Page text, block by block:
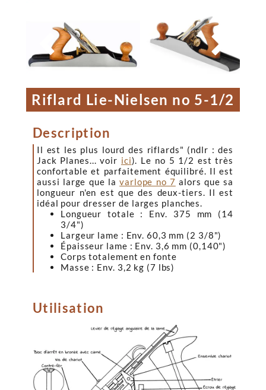
 
Riflard Lie-Nielsen no 5-1/2
Description
Il est les plus lourd des riflards" (ndlr : des
Jack Planes... voir ici). Le no 5 1/2 est très
confortable et parfaitement équilibré. Il est
aussi large que lavarlope no 7 alors que sa
longueur n'en est que des deux-tiers. Il est
idéal pour dresser de larges planches.
Longueur totale : Env. 375 mm (14
3/4")
Largeur lame : Env. 60,3 mm (2 3/8")
Épaisseur lame : Env. 3,6 mm (0,140")
Corps totalement en fonte
Masse : Env. 3,2 kg (7 lbs)
Utilisation